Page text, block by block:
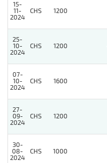
15-
11-
2024
CHS 1200
25-
10-
2024
CHS 1200
07-
10-
2024
CHS 1600
27-
09-
2024
CHS 1200
30-
08-
2024
CHS 1000